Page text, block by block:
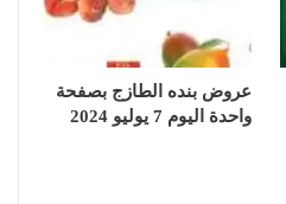
عروض بنده الطازج بصفحة
واحدة اليوم 7 يوليو 2024